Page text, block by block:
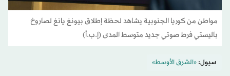
مواطن من كوريا الجنوبية يشاهد لحظة إطلاق بيونغ يانغ لصاروخ
باليستي فرط صوتي جديد متوسط المدى (إ.ب.أ)
سيول:«الشرق الأوسط»